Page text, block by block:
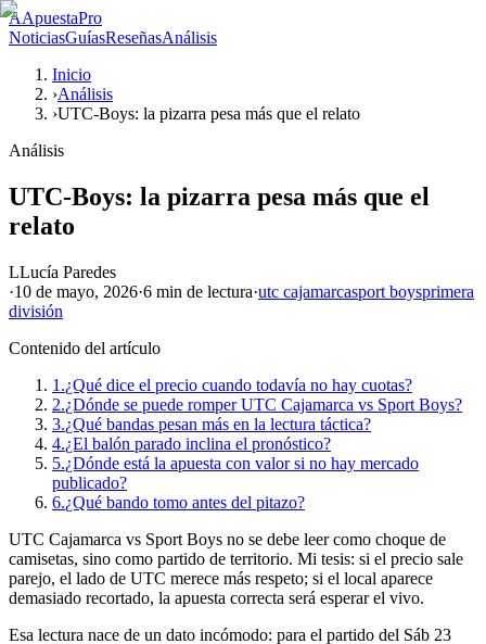
AApuestaPro
NoticiasGuíasReseñasAnálisis
Inicio
›Análisis
›UTC-Boys: la pizarra pesa más que el relato
Análisis
UTC-Boys: la pizarra pesa más que el
relato
LLucía Paredes
·10 de mayo, 2026·6 min de lectura·utc cajamarcasport boysprimera
división
Contenido del artículo
1.¿Qué dice el precio cuando todavía no hay cuotas?
2.¿Dónde se puede romper UTC Cajamarca vs Sport Boys?
3.¿Qué bandas pesan más en la lectura táctica?
4.¿El balón parado inclina el pronóstico?
5.¿Dónde está la apuesta con valor si no hay mercado
publicado?
6.¿Qué bando tomo antes del pitazo?
UTC Cajamarca vs Sport Boys no se debe leer como choque de
camisetas, sino como partido de territorio. Mi tesis: si el precio sale
parejo, el lado de UTC merece más respeto; si el local aparece
demasiado recortado, la apuesta correcta será esperar el vivo.
Esa lectura nace de un dato incómodo: para el partido del Sáb 23